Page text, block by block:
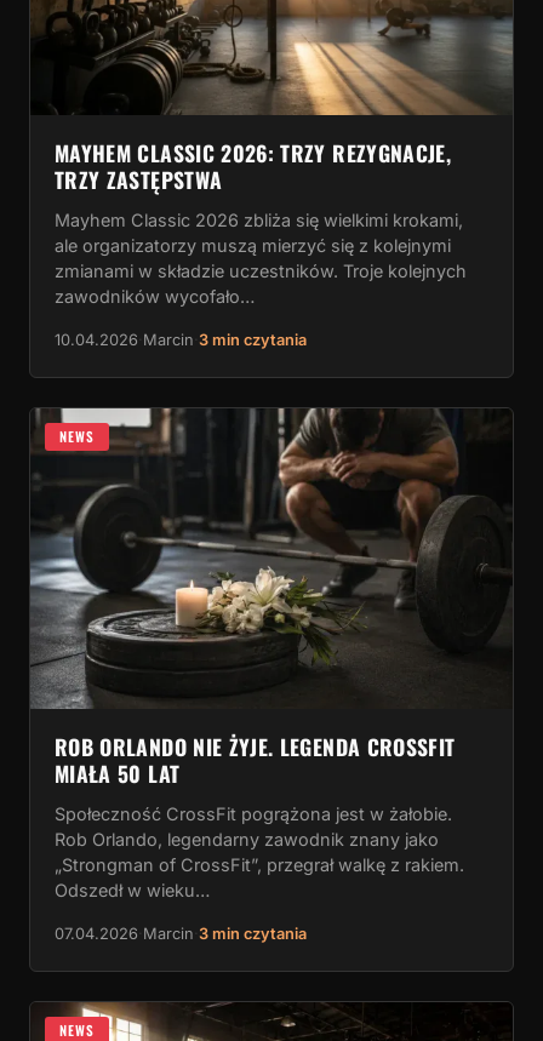
MAYHEM CLASSIC 2026: TRZY REZYGNACJE,
TRZY ZASTĘPSTWA
Mayhem Classic 2026 zbliża się wielkimi krokami,
ale organizatorzy muszą mierzyć się z kolejnymi
zmianami w składzie uczestników. Troje kolejnych
zawodników wycofało…
10.04.2026 Marcin 3 min czytania
NEWS
ROB ORLANDO NIE ŻYJE. LEGENDA CROSSFIT
MIAŁA 50 LAT
Społeczność CrossFit pogrążona jest w żałobie.
Rob Orlando, legendarny zawodnik znany jako
„Strongman of CrossFit”, przegrał walkę z rakiem.
Odszedł w wieku…
07.04.2026 Marcin 3 min czytania
NEWS